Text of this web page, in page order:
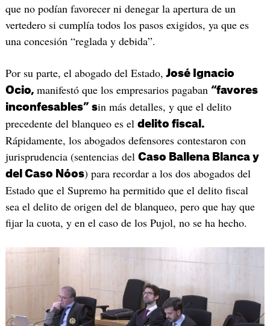
que no podían favorecer ni denegar la apertura de un
vertedero si cumplía todos los pasos exigidos, ya que es
una concesión “reglada y debida”.
Por su parte, el abogado del Estado, José Ignacio
Ocio, manifestó que los empresarios pagaban “favores
inconfesables” sin más detalles, y que el delito
precedente del blanqueo es el delito fiscal.
Rápidamente, los abogados defensores contestaron con
jurisprudencia (sentencias del Caso Ballena Blanca y
del Caso Nóos) para recordar a los dos abogados del
Estado que el Supremo ha permitido que el delito fiscal
sea el delito de origen del de blanqueo, pero que hay que
fijar la cuota, y en el caso de los Pujol, no se ha hecho.